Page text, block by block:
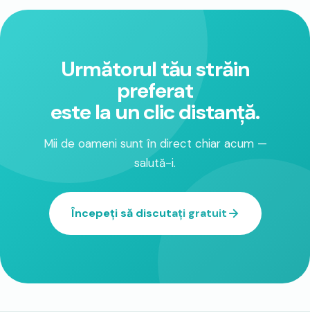
Următorul tău străin
preferat
este la un clic distanță.
Mii de oameni sunt în direct chiar acum —
salută-i.
Începeți să discutați gratuit